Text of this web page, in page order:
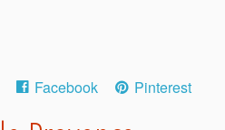
Facebook Pinterest